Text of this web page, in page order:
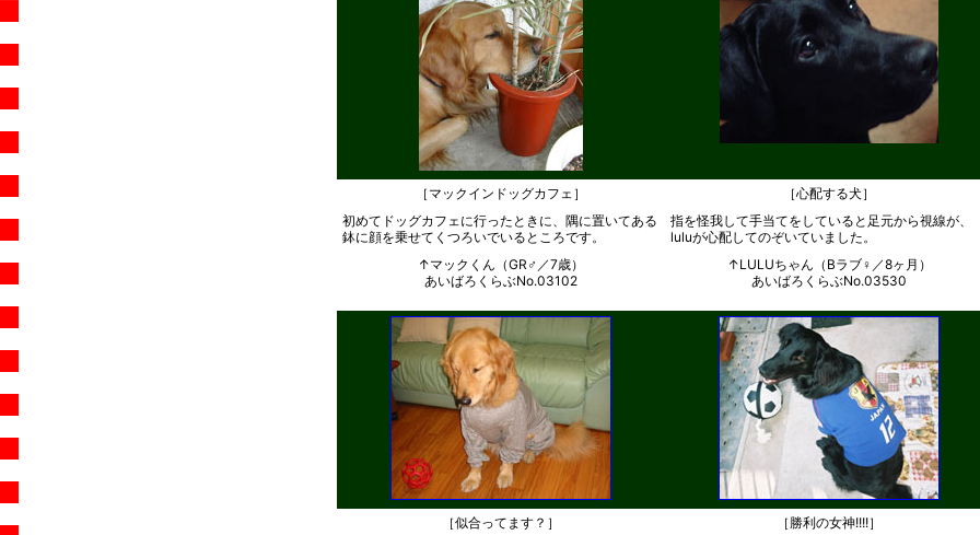
［マックインドッグカフェ］
［心配する犬］
初めてドッグカフェに行ったときに、隅に置いてある
鉢に顔を乗せてくつろいでいるところです。
指を怪我して手当てをしていると足元から視線が、
luluが心配してのぞいていました。
↑マックくん（GR♂／7歳）
あいばろくらぶNo.03102
↑LULUちゃん（Bラブ♀／8ヶ月）
あいばろくらぶNo.03530
［似合ってます？］
［勝利の女神!!!!］